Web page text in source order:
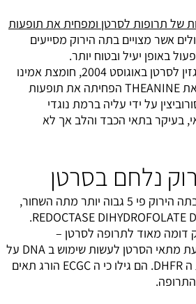
של תרופות לסרטן ומפחית את תופעות
אשר מצויים בתה הירוק מסייעים
באופן יעיל ובטוח יותר.
על פי מחקר שפורסם במגזין לסרטן באוגוסט 2004, חומצת אמינו
המצויה בתה הירוק הנקראת THEANINE הפחיתה את תופעות
על ידי עליה ברמת נוגדי
בעיקר בתאי הכבד והלב אך לא
נלחם בסרטן
EGCG וקטכינים המצויים בתה הירוק פי 5 גבוה יותר מתה השחור,
דומה מאוד לתרופה לסרטן –
METHORTEXATE, המונעת מתאי הסרטן לעשות שימוש ב DNA על
ידי אנזימים המעכבים את ה DHFR. הם גילו כי ה ECGC הורג תאים